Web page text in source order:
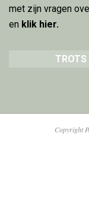
met zijn vragen
en klik hier.
TROTS
Copyright